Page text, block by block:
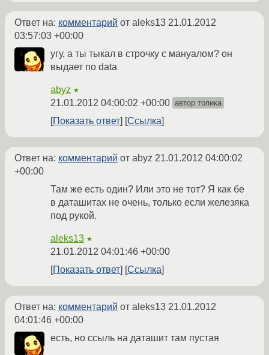
Ответ на: комментарий от aleks13 21.01.2012
03:57:03 +00:00
угу, а ты тыкал в строчку с мануалом? он
выдает no data
abyz ★
21.01.2012 04:00:02 +00:00 автор топика
Показать ответ Ссылка
Ответ на: комментарий от abyz 21.01.2012 04:00:02
+00:00
Там же есть один? Или это не тот? Я как бе
в даташитах не очень, только если железяка
под рукой.
aleks13 ★
21.01.2012 04:01:46 +00:00
Показать ответ
Ссылка
Ответ на: комментарий от aleks13 21.01.2012
04:01:46 +00:00
есть, но ссыль на даташит там пустая